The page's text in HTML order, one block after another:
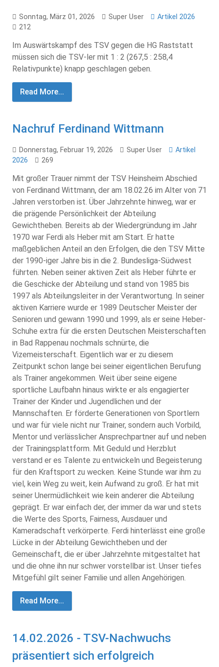
Sonntag, März 01, 2026 Super User
Artikel 2026
212
Im Auswärtskampf des TSV gegen die HG Raststatt
müssen sich die TSV-ler mit 1 : 2 (267,5 : 258,4
Relativpunkte) knapp geschlagen geben.
Read More...
Nachruf Ferdinand Wittmann
Donnerstag, Februar 19, 2026 Super User
Artikel
2026
269
Mit großer Trauer nimmt der TSV Heinsheim Abschied
von Ferdinand Wittmann, der am 18.02.26 im Alter von 71
Jahren verstorben ist. Über Jahrzehnte hinweg, war er
die prägende Persönlichkeit der Abteilung
Gewichtheben. Bereits ab der Wiedergründung im Jahr
1970 war Ferdi als Heber mit am Start. Er hatte
maßgeblichen Anteil an den Erfolgen, die den TSV Mitte
der 1990-iger Jahre bis in die 2. Bundesliga-Südwest
führten. Neben seiner aktiven Zeit als Heber führte er
die Geschicke der Abteilung und stand von 1985 bis
1997 als Abteilungsleiter in der Verantwortung. In seiner
aktiven Karriere wurde er 1989 Deutscher Meister der
Senioren und gewann 1990 und 1999, als er seine Heber-
Schuhe extra für die ersten Deutschen Meisterschaften
in Bad Rappenau nochmals schnürte, die
Vizemeisterschaft. Eigentlich war er zu diesem
Zeitpunkt schon lange bei seiner eigentlichen Berufung
als Trainer angekommen. Weit über seine eigene
sportliche Laufbahn hinaus wirkte er als engagierter
Trainer der Kinder und Jugendlichen und der
Mannschaften. Er förderte Generationen von Sportlern
und war für viele nicht nur Trainer, sondern auch Vorbild,
Mentor und verlässlicher Ansprechpartner auf und neben
der Trainingsplattform. Mit Geduld und Herzblut
verstand er es Talente zu entwickeln und Begeisterung
für den Kraftsport zu wecken. Keine Stunde war ihm zu
viel, kein Weg zu weit, kein Aufwand zu groß. Er hat mit
seiner Unermüdlichkeit wie kein anderer die Abteilung
geprägt. Er war einfach der, der immer da war und stets
die Werte des Sports, Fairness, Ausdauer und
Kameradschaft verkörperte. Ferdi hinterlässt eine große
Lücke in der Abteilung Gewichtheben und der
Gemeinschaft, die er über Jahrzehnte mitgestaltet hat
und die ohne ihn nur schwer vorstellbar ist. Unser tiefes
Mitgefühl gilt seiner Familie und allen Angehörigen.
Read More...
14.02.2026 - TSV-Nachwuchs
präsentiert sich erfolgreich